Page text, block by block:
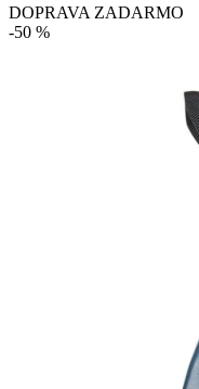
DOPRAVA ZADARMO
-50 %